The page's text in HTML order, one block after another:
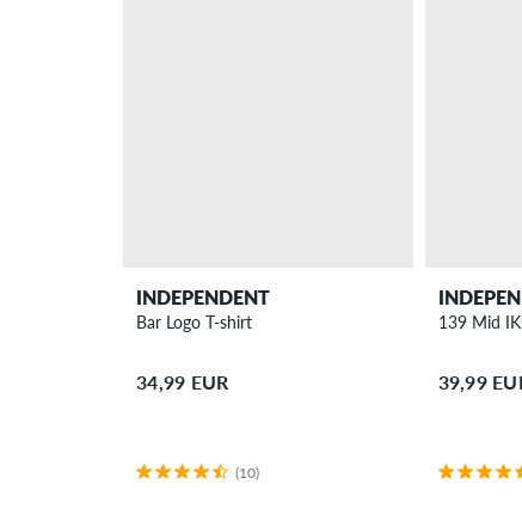
INDEPENDENT
Bar Logo T-shirt
34,99 EUR
(10)
139 Mid
39,99